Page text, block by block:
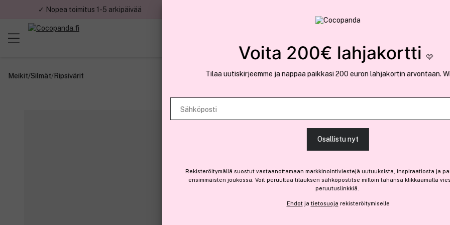
✓ Nopea toimitus 1-5 arkipäivää
Meikit/Silmät/Ripsivärit
Lashcode
Mascara 10ml
32,40 €
324,00 € / 100ml
Voita 200€ lahjakortti 🩷
Tilaa uutiskirjeemme ja nappaa paikkasi 200 euron lahjakortin arvontaan.
Sähköposti
Osallistu nyt
Rekisteröitymällä suostut vastaanottamaan markkinointiviestejä uutuuksista, inspiraatiosta ja
ensimmäisten joukossa. Voit peruuttaa tilauksen sähköpostitse milloin tahansa klikkaamalla
peruutuslinkkiä.
Ehdotja tietosuojarekisteröitymiselle